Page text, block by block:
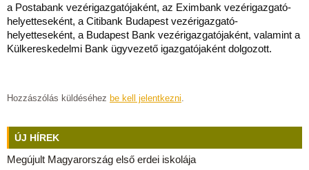
a Postabank vezérigazgatójaként, az Eximbank vezérigazgató-
helyetteseként, a Citibank Budapest vezérigazgató-
helyetteseként, a Budapest Bank vezérigazgatójaként, valamint a
Külkereskedelmi Bank ügyvezető igazgatójaként dolgozott.
Hozzászólás küldéséhez be kell jelentkezni.
ÚJ HÍREK
Megújult Magyarország első erdei iskolája